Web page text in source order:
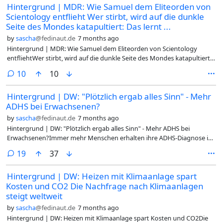
verschiedene Freundeskreise? Die Welt der Messenger ist groß und
unübersichtlich, am Ende entscheiden sich viele für den Platzhirsch
und laden Whatsapp herunter. Dazu trägt der Netzwerkeffekt bei: Alle
gehen dahin, wo alle sind. Doch bei Whatsapp sind die Nut­ze­r:in­nen
ziemlich transparent... (weiter)IMO: Leider zeigt das einmal mehr
warum man dringend die Finger von WhatsApp lassen und nur sichere
Alternativen nutzen sollte.#Hintergrund #WhatsApp #Sicherheit
#MalWieder #Sicherheitslücke #taz #2026-01-11 @dach
Hintergrund | MDR: Wie Samuel dem Eliteorden von
Scientology entflieht Wer stirbt, wird auf die dunkle
Seite des Mondes katapultiert: Das lernt ...
bysascha@fedinaut.de 7 months ago
Hintergrund | MDR: Wie Samuel dem Eliteorden von Scientology
entfliehtWer stirbt, wird auf die dunkle Seite des Mondes katapultiert:
ist die einzige Welt, die er kennt. Samuel ist so talentiert, dass er in den
geheimen Orden der Scientology-Elite rekrutiert wird. Als er im Herz
der Organisation angekommen ist, stellt er fest: Ich bin schwul. Samuel
bekommt Angst und bietet Scientology einen verzweifelten Deal
an.Audio: Web | MP3#Hintergrund #Scientology #Persönliche-
Geschichte #Homosexualität #Ideologie #Gesellschaft #Wahnsinn
#Sekte #Unmenschlichkeit #2025-12-27 @dach
10comments
10
Hintergrund | DW: "Plötzlich ergab alles Sinn" - Mehr
ADHS bei Erwachsenen?
bysascha@fedinaut.de 7 months ago
Hintergrund | DW: "Plötzlich ergab alles Sinn" - Mehr ADHS bei
Erwachsenen?Immer mehr Menschen erhalten ihre ADHS-Diagnose im
zugleich. Was hinter dem Anstieg steckt - und warum besonders
Erwachsene lange übersehen wurdenWährend der Schulzeit hatte
Mara (Name von der Redaktion geändert) keine größeren Probleme.
Sie kam gut klar, Prüfungen bereiteten ihr wenig
Schwierigkeiten.Problematisch wurde es erst im Studium. "Während
meine Kommiliton*innen konzentriert in der Bibliothek durchgelernt
haben, hing ich schnell am Handy und ließ mich ablenken." Eine Weile
19comments
37
Hintergrund | DW: Heizen mit Klimaanlage spart
Kosten und CO2 Die Nachfrage nach Klimaanlagen
steigt weltweit
bysascha@fedinaut.de 7 months ago
Hintergrund | DW: Heizen mit Klimaanlage spart Kosten und CO2Die